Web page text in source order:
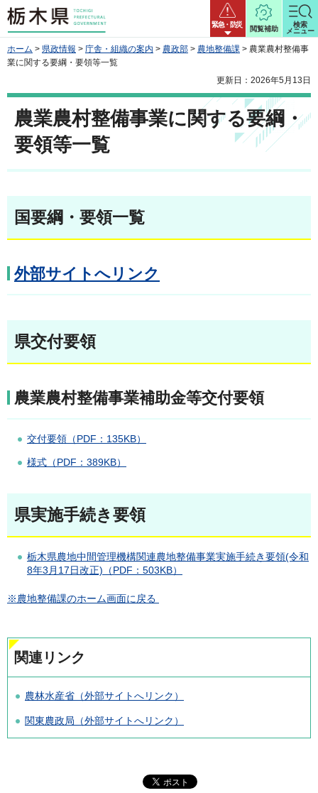
栃木県 緊急・防災
閲覧補助
検索
メニュー
ホーム > 県政情報 > 庁舎・組織の案内 > 農政部 > 農地整備課 > 農業農村整備事
業に関する要綱・要領等一覧
更新日：2026年5月13日
農業農村整備事業に関する要綱・
要領等一覧
国要綱・要領一覧
外部サイトへリンク
県交付要領
農業農村整備事業補助金等交付要領
交付要領（PDF：135KB）
様式（PDF：389KB）
県実施手続き要領
栃木県農地中間管理機構関連農地整備事業実施手続き要領(令和
8年3月17日改正)（PDF：503KB）
※農地整備課のホーム画面に戻る
関連リンク
農林水産省（外部サイトへリンク）
関東農政局（外部サイトへリンク）